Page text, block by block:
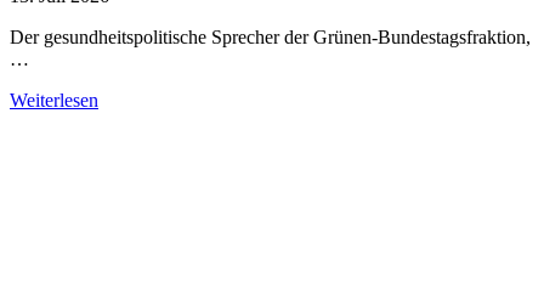
Der gesundheitspolitische Sprecher der Grünen-Bundestagsfraktion,
…
Weiterlesen